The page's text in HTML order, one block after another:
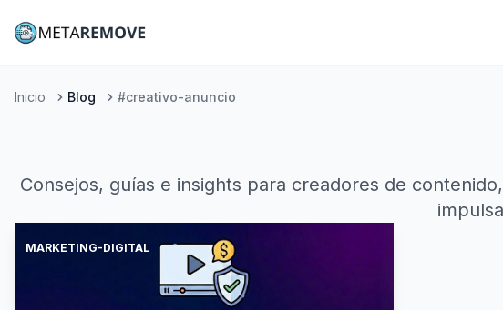
Inicio Blog #creativo-anuncio
Consejos, guías e insights para creadores de
MARKETING-DIGITAL